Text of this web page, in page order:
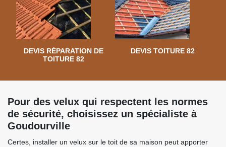
DEVIS RÉPARATION DE
TOITURE 82
DEVIS TOITURE 82
Pour des velux qui respectent les normes
de sécurité, choisissez un spécialiste à
Goudourville
Certes, installer un velux sur le toit de sa maison peut apporter